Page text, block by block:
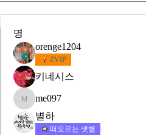
명
orenge1204
ZVIP
키네시스
me097
me097
별하
떠오르는 샛별